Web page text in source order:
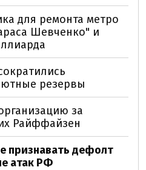
для ремонта метро
Шевченко" и
резервы
за
Райффайзен
признавать дефолт
атак РФ